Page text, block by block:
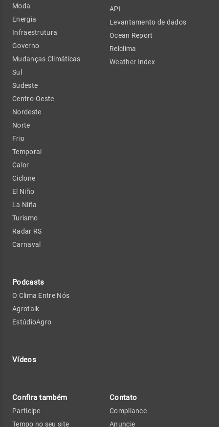
Moda
Energia
Infraestrutura
Governo
Mudanças Climáticas
Sul
Sudeste
Centro-Oeste
Nordeste
Norte
Frio
Temporal
Calor
Ciclone
El Niño
La Niña
Turismo
Radar RS
Carnaval
Podcasts
O Clima Entre Nós
Agrotalk
EstúdioAgro
Vídeos
API
Levantamento de dados
Ocean Report
Relclima
Weather Index
Confira também
Participe
Tempo no seu site
Contato
Compliance
Anuncie